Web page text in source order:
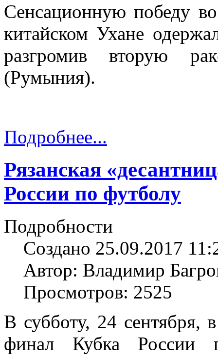
Сенсационную победу
китайском Ухане
разгромив вторую
(Румыния).
Подробнее...
Рязанская
России по футболу
Подробности
Создано 25.09.2017
Автор: Владимир
Просмотров: 2525
В субботу, 24 сентября,
финал Кубка России